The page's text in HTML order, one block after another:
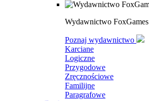
Wydawnictwo FoxGames
Poznaj wydawnictwo
Karciane
Logiczne
Przygodowe
Zręcznościowe
Familijne
Paragrafowe